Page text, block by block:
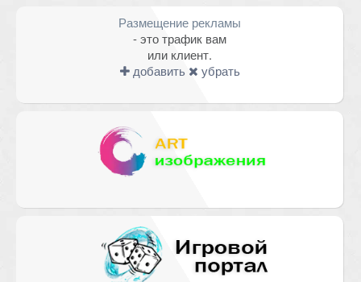
Email *
Размещение рекламы
- это трафик вам
или клиент.
добавить
убрать